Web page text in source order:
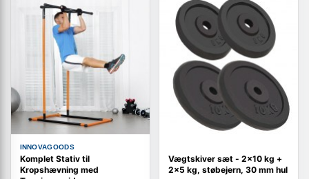
INNOVAGOODS
Komplet Stativ til
Kropshævning med
Vægtskiver sæt - 2×10 kg +
2×5 kg, støbejern, 30 mm hul